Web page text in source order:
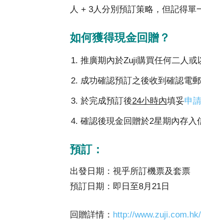
人 + 3人分別預訂策略，但記得單
如何獲得現金回贈？
推廣期內於Zuji購買任何二人
成功確認預訂之後收到確認電郵
於完成預訂後24小時內填妥申
確認後現金回贈於2星期內存入
預訂：
出發日期：視乎所訂機票及套票
預訂日期：即日至8月21日
回贈詳情： http://